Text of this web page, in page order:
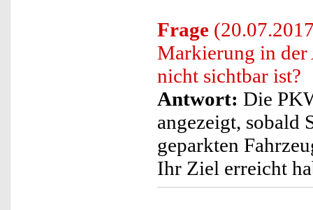
Frage
Markierung in der
nicht sichtbar ist?
Antwort: Die
angezeigt, sobald
geparkten
Ihr Ziel erreicht